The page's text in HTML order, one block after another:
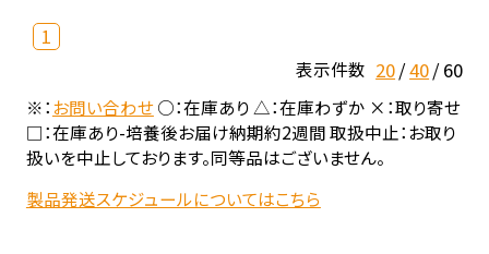
1
表示件数 20 40 60
※：お問い合わせ○：在庫あり △：在庫わずか ×：取り寄せ
□：在庫あり-培養後お届け納期約2週間 取扱中止：お取り
扱いを中止しております。同等品はございません。
製品発送スケジュールについてはこちら